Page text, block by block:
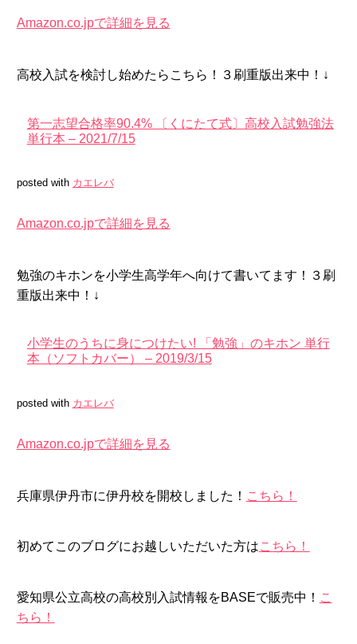
Amazon.co.jpで詳細を見る
高校入試を検討し始めたらこちら！３刷重版出来中！↓
第一志望合格率90.4% 〔くにたて式〕高校入試勉強法
単行本 – 2021/7/15
posted with カエレバ
Amazon.co.jpで詳細を見る
勉強のキホンを小学生高学年へ向けて書いてます！３刷
重版出来中！↓
小学生のうちに身につけたい! 「勉強」のキホン 単行
本（ソフトカバー） – 2019/3/15
posted with カエレバ
Amazon.co.jpで詳細を見る
兵庫県伊丹市に伊丹校を開校しました！ こちら！
初めてこのブログにお越しいただいた方はこちら！
愛知県公立高校の高校別入試情報をBASEで販売中！ こ
ちら！